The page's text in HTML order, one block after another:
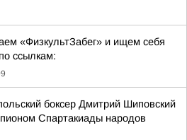
«ФизкультЗабег» и ищем себя
ссылкам:
боксер Дмитрий Шиповский
Спартакиады народов